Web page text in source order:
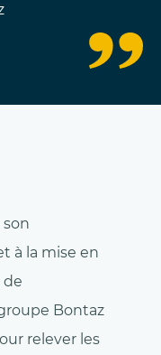
à la mise en
de
Bontaz
relever les